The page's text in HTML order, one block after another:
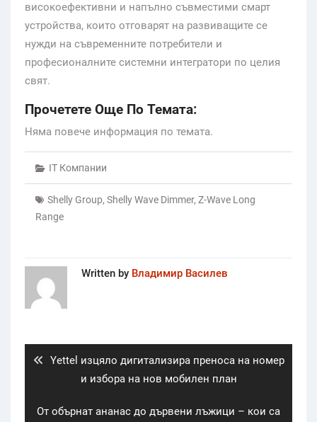
високоефективни и напълно съвместими смарт
устройства, които отговарят на развиващите се
нужди на съвременните потребители и
професионалните системни интегратори по целия
свят.
Прочетете Още По Темата:
Няма повече информация по темата.
IT Компании
Shelly Group, Shelly Wave Dimmer, Z-Wave Long
Range
Written by Владимир Василев
Previous
Yettel изцяло дигитализира преноса на номер
и избора на нов мобилен план
Next
От обърнат ананас до дървени лъжици – кои са